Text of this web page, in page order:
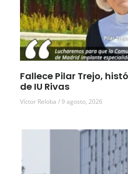
Fallece Pilar Trejo,
de IU Rivas
Víctor Reloba 9 agosto, 2026